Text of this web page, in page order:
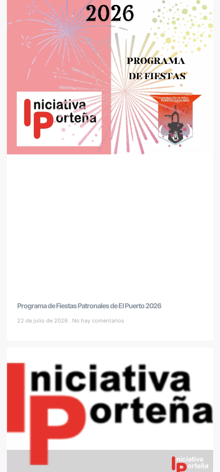
Programa de Fiestas Patronales de El Puerto 2026
22 de julio de 2026 No hay comentarios